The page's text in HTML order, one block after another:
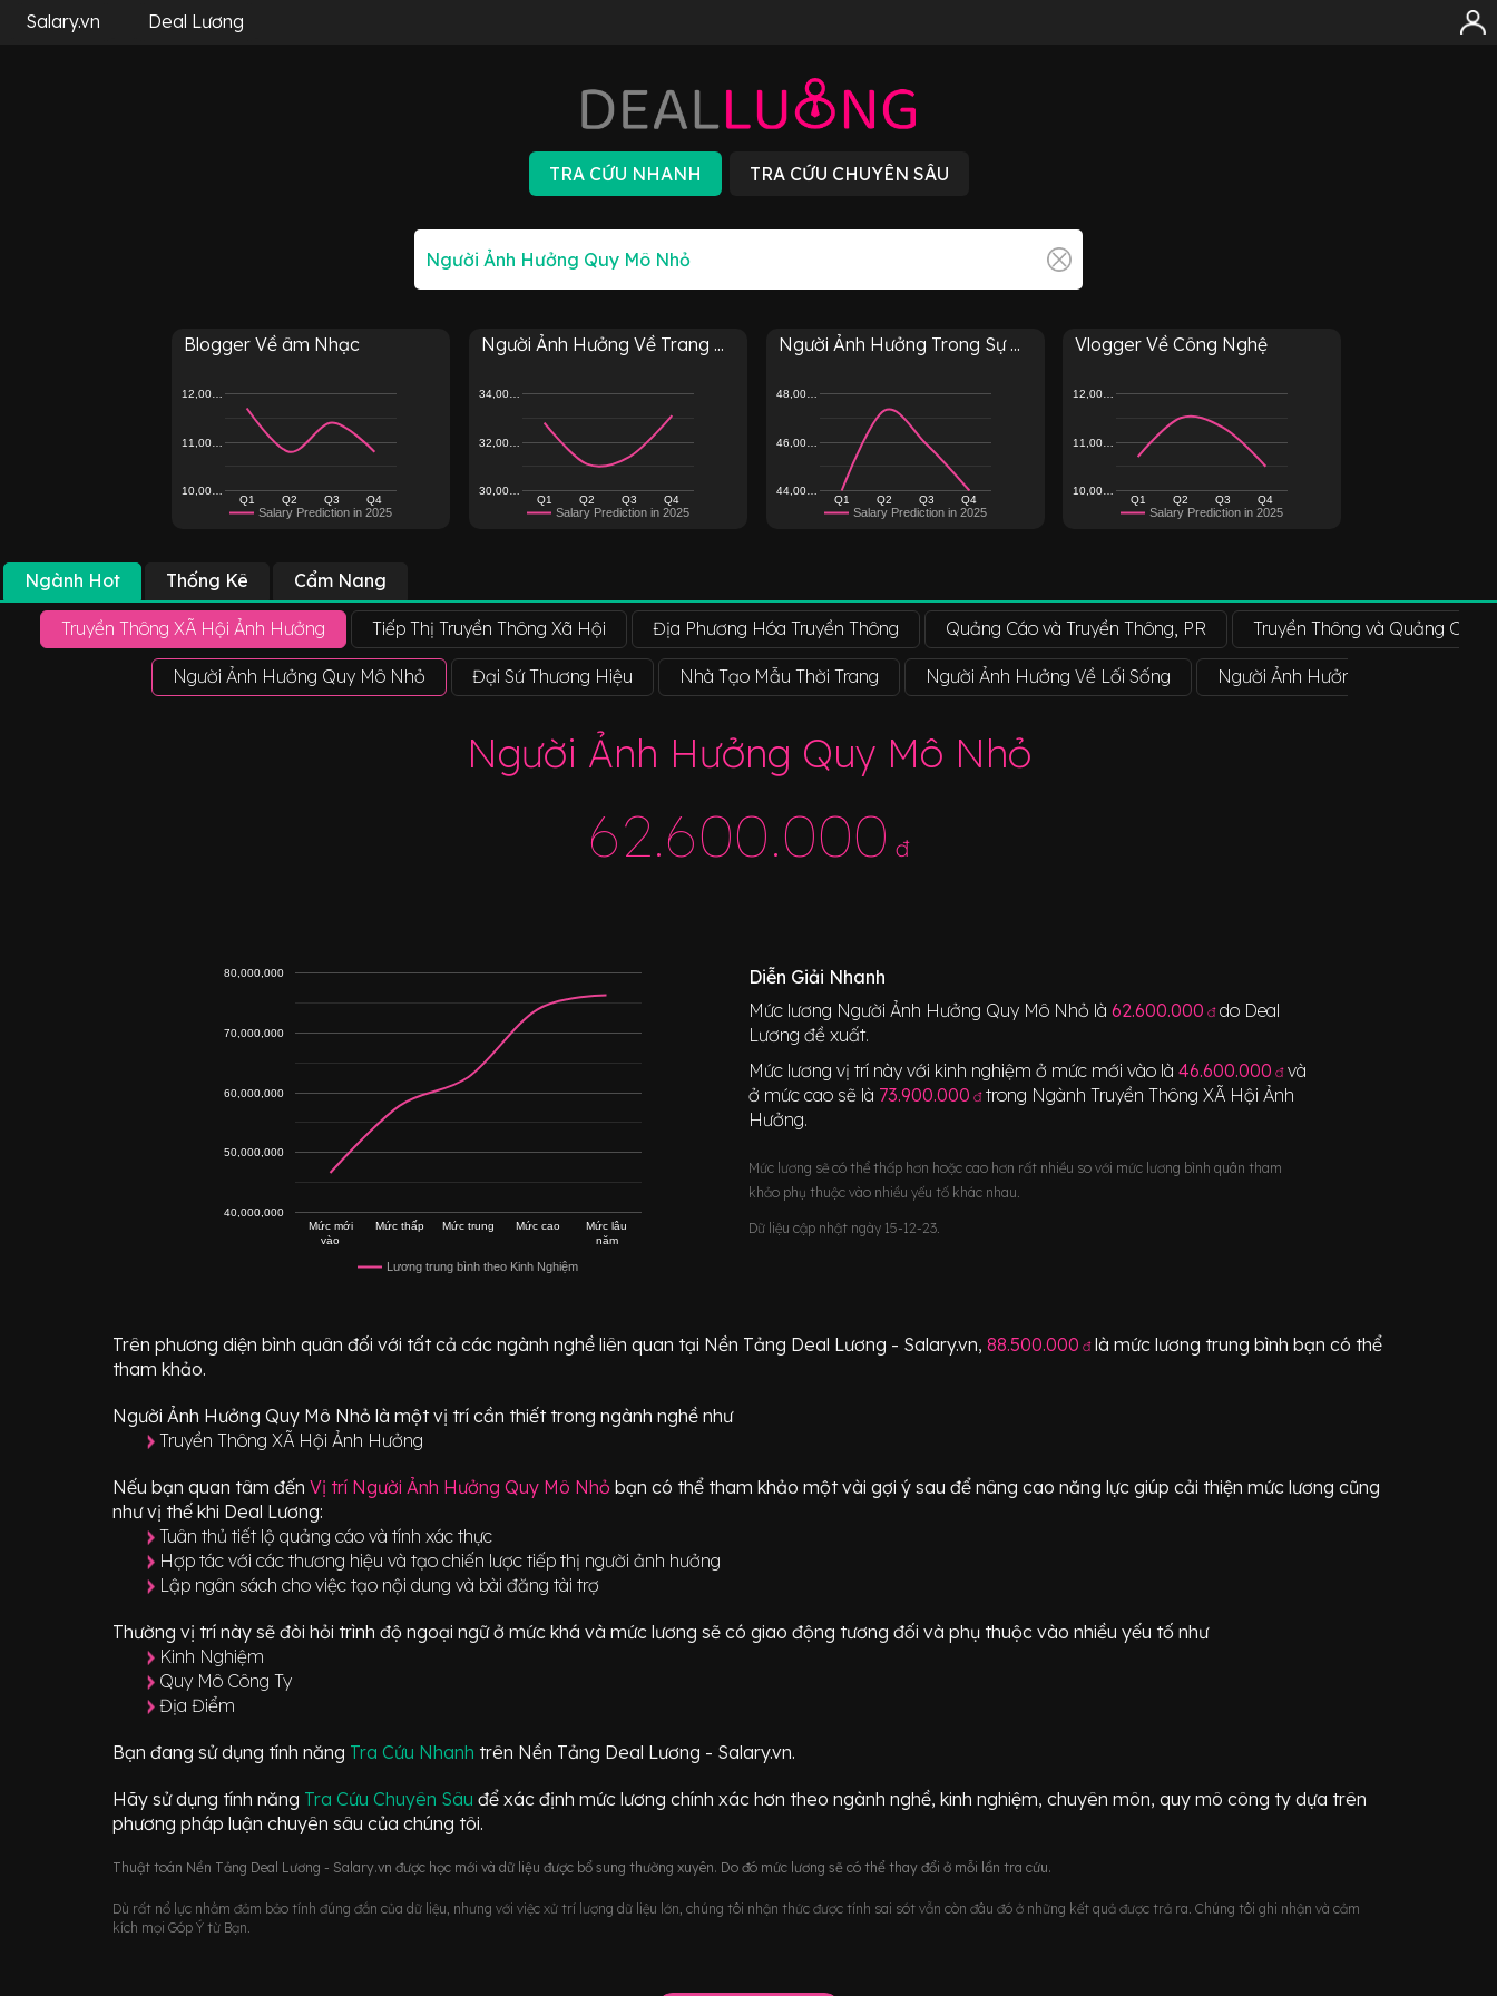
Salary.vn Deal Lương
Blogger Về âm Nhạc
Salary Prediction in 2025
Q1 Q2 Q3 Q4
10,00…
11,00…
12,00…
Người Ảnh Hưởng Về Trang ...
Salary Prediction in 2025
Q1 Q2 Q3 Q4
30,00…
32,00…
34,00…
Người Ảnh Hưởng Trong Sự ...
Salary Prediction in 2025
Q1 Q2 Q3 Q4
44,00…
46,00…
48,00…
Vlogger Về Công Nghệ
Salary Prediction in 2025
Q1 Q2 Q3 Q4
10,00…
11,00…
12,00…
Ngành Hot Thống Kê Cẩm Nang
Truyền Thông XÃ Hội Ảnh Hưởng Tiếp Thị Truyền Thông Xã Hội Địa Phương Hóa Truyền Thông Quảng Cáo và Truyền Thông, PR Truyền Thông và Quảng Cáo
Người Ảnh Hưởng Quy Mô Nhỏ Đại Sứ Thương Hiệu Nhà Tạo Mẫu Thời Trang Người Ảnh Hưởng Về Lối Sống Người Ảnh Hưởng Về Thời Trang
Người Ảnh Hưởng Quy Mô Nhỏ
62.600.000 đ
Lương trung bình theo Kinh Nghiệm
Mức mới
vào
Mức thấp Mức trung Mức cao
Mức lâu
năm
40,000,000
50,000,000
60,000,000
70,000,000
80,000,000
Diễn Giải Nhanh
Mức lương Người Ảnh Hưởng Quy Mô Nhỏ là 62.600.000 đdo Deal
Lương đề xuất.
Mức lương vị trí này với kinh nghiệm ở mức mới vào là 46.600.000 đ và
ở mức cao sẽ là 73.900.000 đ trong Ngành Truyền Thông XÃ Hội Ảnh
Hưởng.
Mức lương sẽ có thể thấp hơn hoặc cao hơn rất nhiều so với mức lương bình quân tham
khảo phụ thuộc vào nhiều yếu tố khác nhau.
Dữ liệu cập nhật ngày 15-12-23.
Trên phương diện bình quân đối với tất cả các ngành nghề liên quan tại Nền Tảng Deal Lương - Salary.vn, 88.500.000 đlà mức lương trung bình bạn có thể
tham khảo.
Người Ảnh Hưởng Quy Mô Nhỏ là một vị trí cần thiết trong ngành nghề như
Truyền Thông XÃ Hội Ảnh Hưởng
Nếu bạn quan tâm đến Vị trí Người Ảnh Hưởng Quy Mô Nhỏ bạn có thể tham khảo một vài gợi ý sau để nâng cao năng lực giúp cải thiện mức lương cũng
như vị thế khi Deal Lương:
Tuân thủ tiết lộ quảng cáo và tính xác thực
Hợp tác với các thương hiệu và tạo chiến lược tiếp thị người ảnh hưởng
Lập ngân sách cho việc tạo nội dung và bài đăng tài trợ
Thường vị trí này sẽ đòi hỏi trình độ ngoại ngữ ở mức khá và mức lương sẽ có giao động tương đối và phụ thuộc vào nhiều yếu tố như
Kinh Nghiệm
Quy Mô Công Ty
Địa Điểm
Bạn đang sử dụng tính năng Tra Cứu Nhanh trên Nền Tảng Deal Lương - Salary.vn.
Hãy sử dụng tính năng Tra Cứu Chuyên Sâu để xác định mức lương chính xác hơn theo ngành nghề, kinh nghiệm, chuyên môn, quy mô công ty dựa trên
phương pháp luận chuyên sâu của chúng tôi.
Thuật toán Nền Tảng Deal Lương - Salary.vn được học mới và dữ liệu được bổ sung thường xuyên. Do đó mức lương sẽ có thể thay đổi ở mỗi lần tra cứu.
Dù rất nổ lực nhằm đảm bảo tính đúng đắn của dữ liệu, nhưng với việc xử trí lượng dữ liệu lớn, chúng tôi nhận thức được tính sai sót vẫn còn đâu đó ở những kết quả được trả ra. Chúng tôi ghi nhận và cảm
kích mọi Góp Ý từ Bạn.